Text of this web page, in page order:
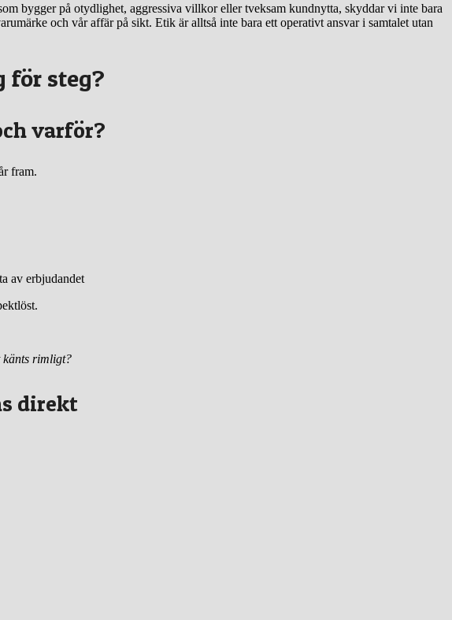
bygger på otydlighet, aggressiva villkor eller tveksam kundnytta, skyddar vi inte bara
och vår affär på sikt. Etik är alltså inte bara ett operativt ansvar i samtalet utan
för steg?
varför?
fram.
av erbjudandet
känts rimligt?
direkt